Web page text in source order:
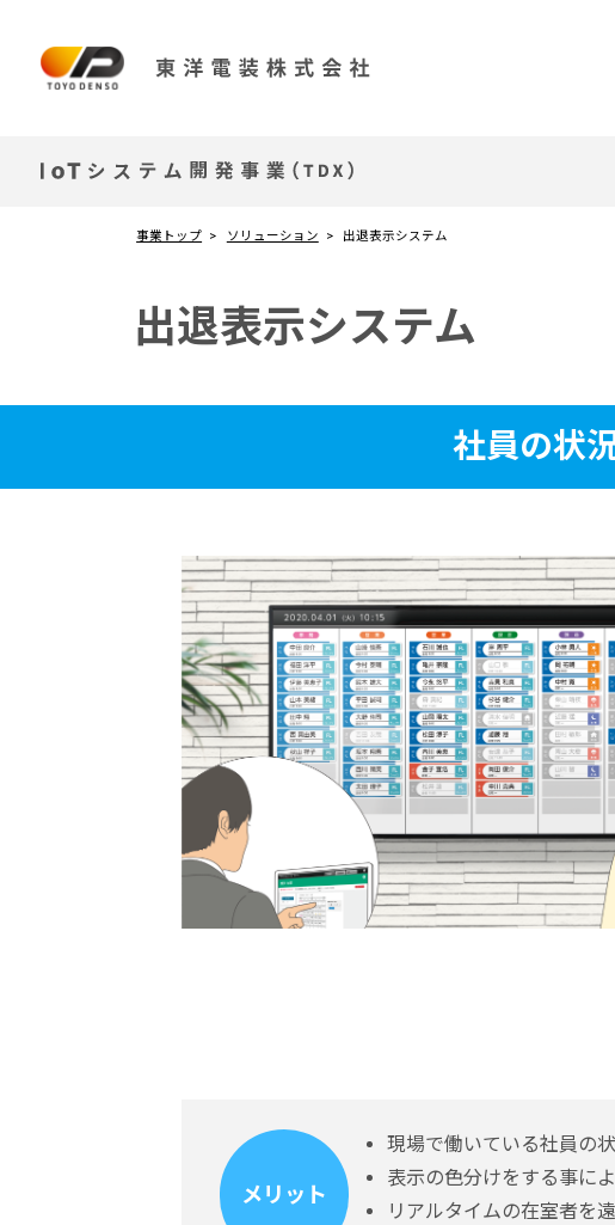
事業トップ ソリューション 出退表示システム
出退表示システム
社員の状
メリット
現場で働いている社員の
表示の色分けをする事に
リアルタイムの在室者を